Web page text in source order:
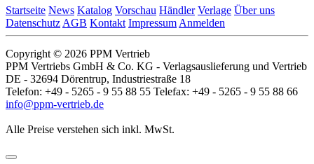
Startseite News Katalog Vorschau Händler Verlage Über uns
Datenschutz AGB Kontakt Impressum Anmelden
Copyright © 2026 PPM Vertrieb
PPM Vertriebs GmbH & Co. KG - Verlagsauslieferung und Vertrieb
DE - 32694 Dörentrup, Industriestraße 18
Telefon: +49 - 5265 - 9 55 88 55 Telefax: +49 - 5265 - 9 55 88 66
info@ppm-vertrieb.de
Alle Preise verstehen sich inkl. MwSt.